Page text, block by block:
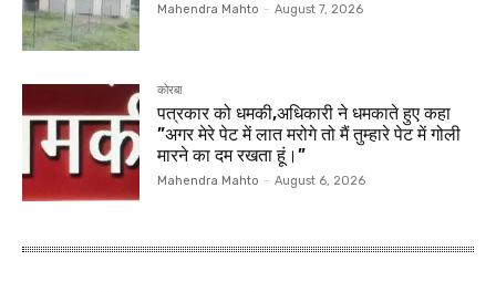
Mahendra Mahto - August 7, 2026
कोरबा
पत्रकार को धमकी,अधिकारी ने धमकाते हुए कहा
”अगर मेरे पेट में लात मरोगे तो मैं तुम्हारे पेट में गोली
मारने का दम रखता हूं।”
Mahendra Mahto - August 6, 2026